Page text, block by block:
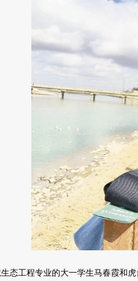
工程专业的大一学生马春霞和虎